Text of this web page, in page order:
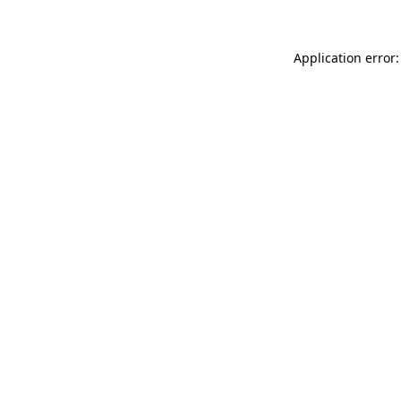
Application